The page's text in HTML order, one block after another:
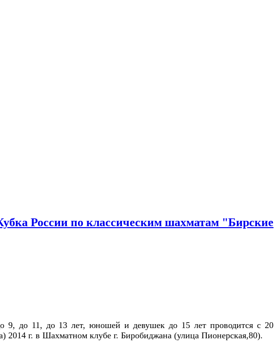
России по классическим шахматам "Бирские
9, до 11, до 13 лет, юношей и девушек до 15 лет проводится с 20
2014 г. в Шахматном клубе г. Биробиджана (улица Пионерская,80).